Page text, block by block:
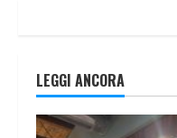
LEGGI ANCORA